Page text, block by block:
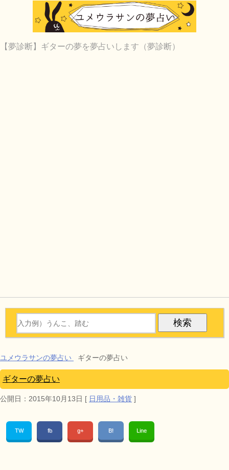
【夢診断】ギターの夢を夢占いします（夢診断）
ユメウラサンの夢占い ギターの夢占い
ギターの夢占い
公開日： 2015年10月13日 [ 日用品・雑貨 ]
TW fb g+ B! Line